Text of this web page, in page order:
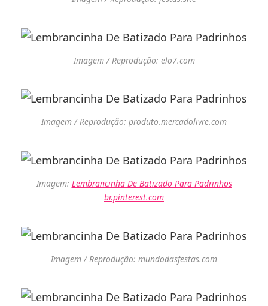
Imagem / Reprodução: elo7.com
Imagem / Reprodução: produto.mercadolivre.com
Imagem: Lembrancinha De Batizado Para Padrinhos
br.pinterest.com
Imagem / Reprodução: mundodasfestas.com